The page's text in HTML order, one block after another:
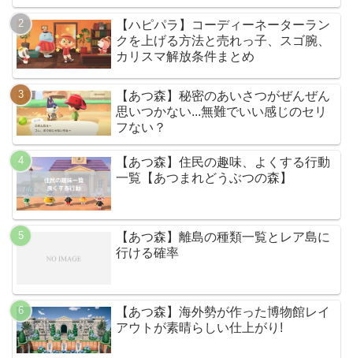
【ハピパラ】コーディーネーターラン
クを上げる方法と売れっ子、スゴ腕、
カリスマ解放条件まとめ
【あつ森】秘密のあいさつがぜんぜん
思いつかない...無難でいい感じのセリ
フない？
【あつ森】住民の趣味、よくする行動
一覧【あつまれどうぶつの森】
【あつ森】離島の種類一覧とレア島に
行ける確率
【あつ森】海外勢が作った博物館レイ
アウトが素晴らしい仕上がり!